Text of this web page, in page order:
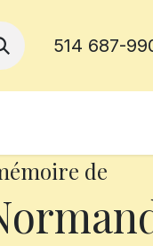
514 687-
de